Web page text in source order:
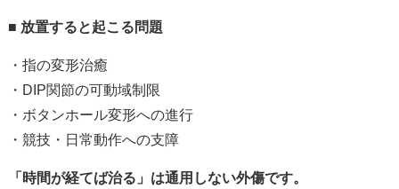
■ 放置すると起こる問題
・指の変形治癒
・DIP関節の可動域制限
・ボタンホール変形への進行
・競技・日常動作への支障
「時間が経てば治る」は通用しない外傷です。